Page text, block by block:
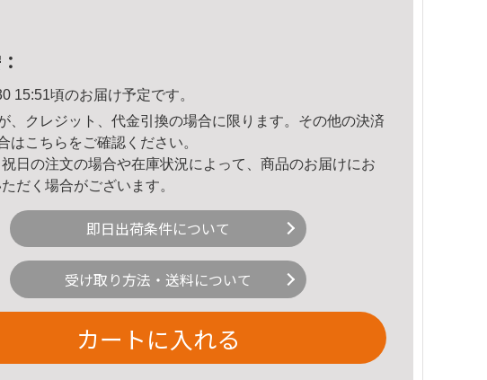
15:51頃のお届け予定です。
、クレジット、代金引換の場合に限ります。その他の決済
はこちら をご確認ください。
日の注文の場合や在庫状況によって、商品のお届けにお
だく場合がございます。
即日出荷条件について
受け取り方法・送料について
カートに入れる